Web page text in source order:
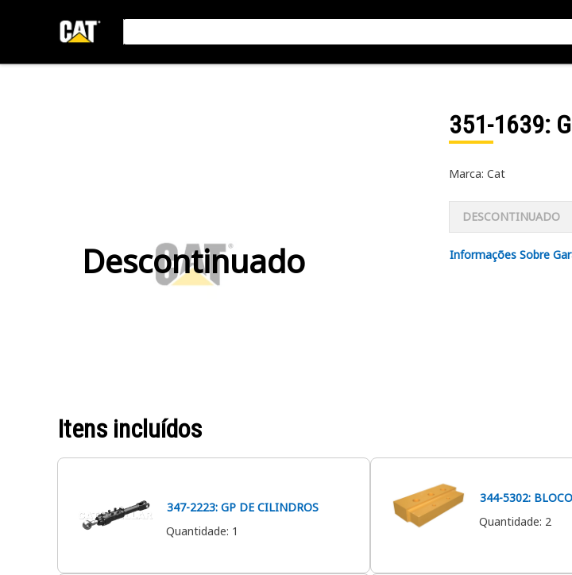
Descontinuado
351-1639:
Marca: Cat
DESCONTINUADO
Informações Sobre
Itens incluídos
347-2223: GP DE CILINDROS
Quantidade: 1
344-5302: BLOCO
Quantidade: 2